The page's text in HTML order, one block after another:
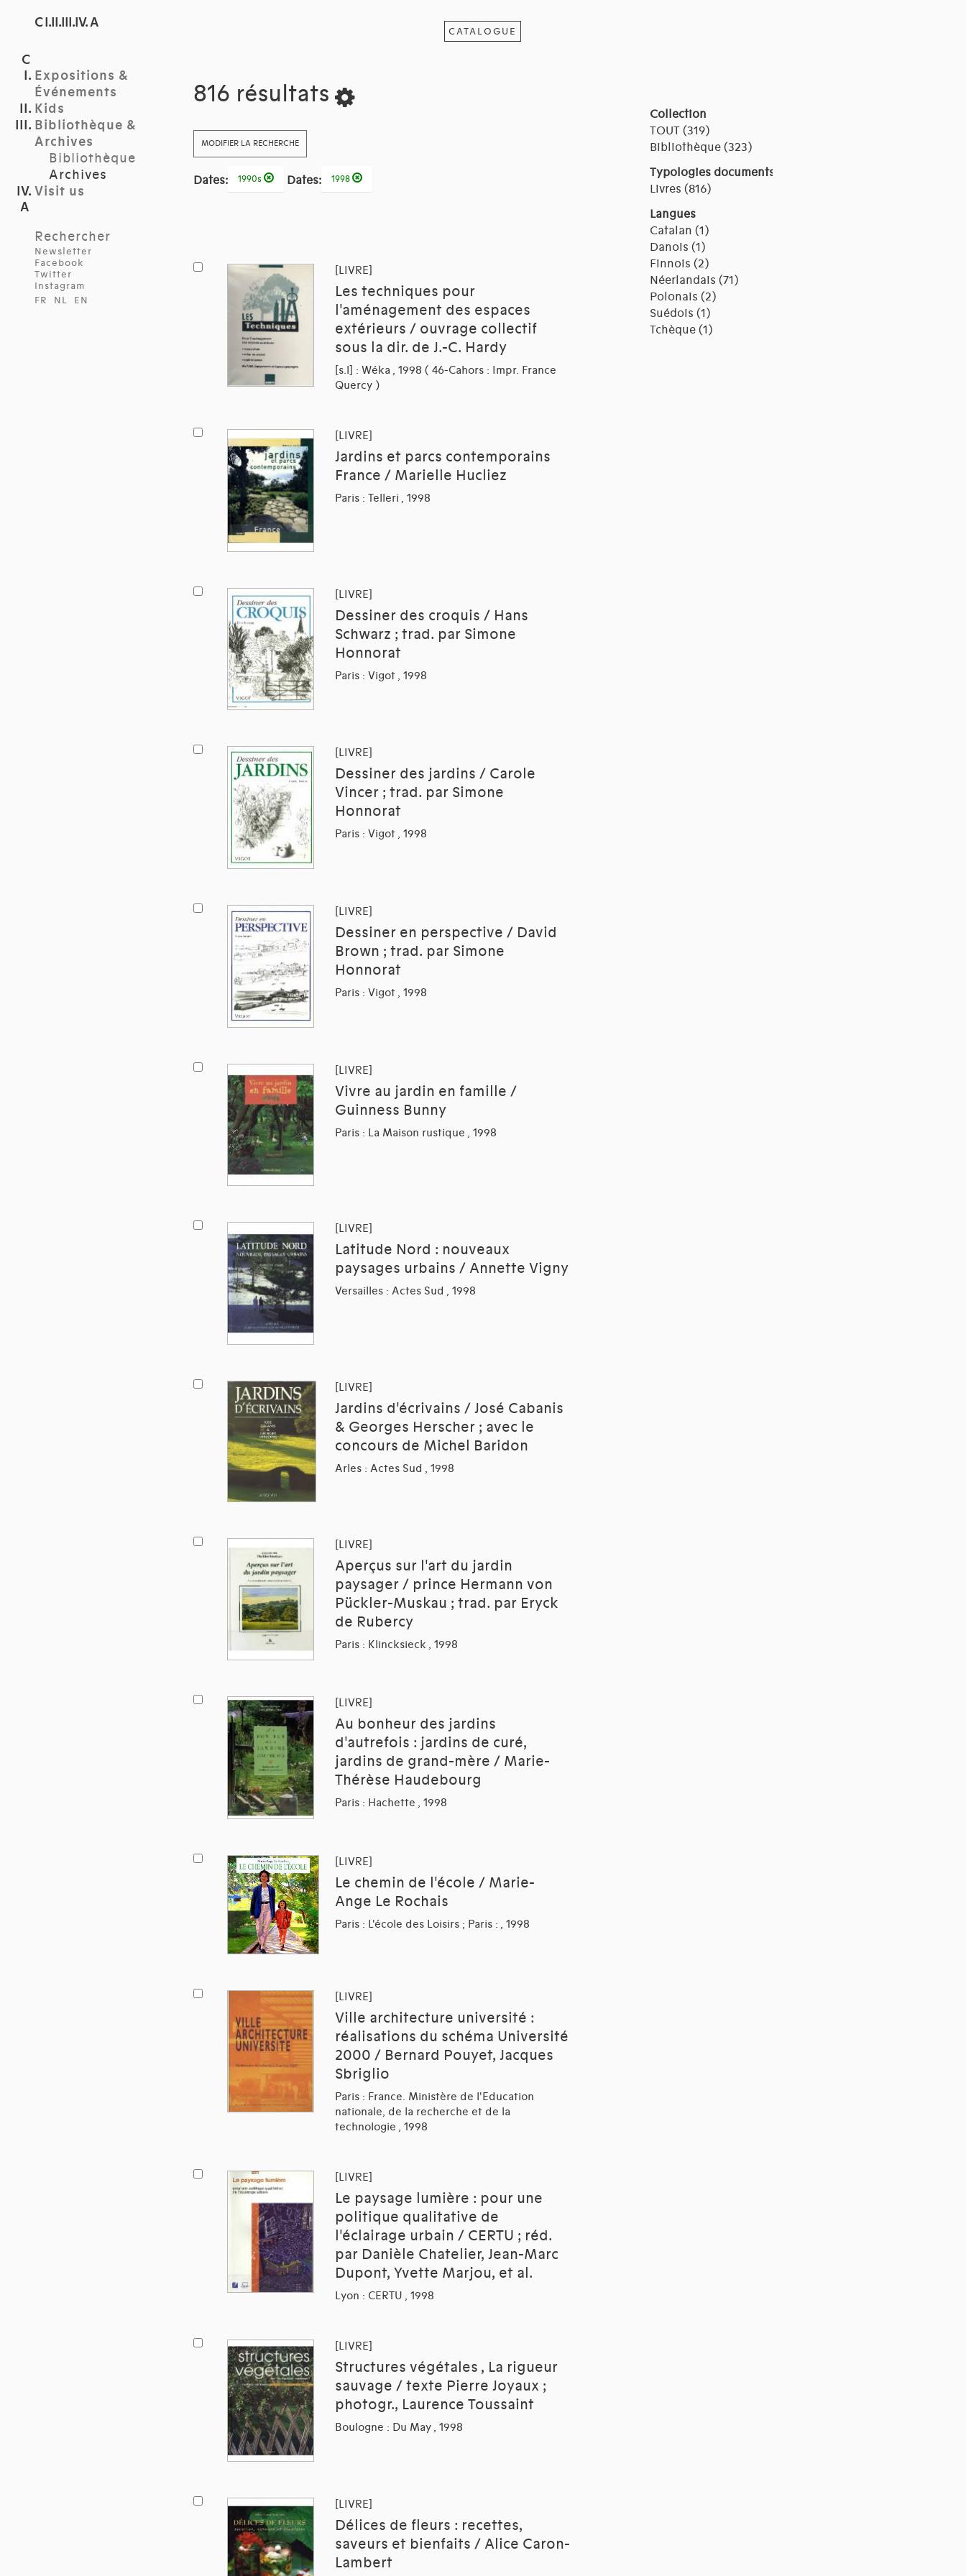
C I.II.III.IV. A
Expositions &
Événements
Kids
Bibliothèque &
Archives
Bibliothèque
Archives
Visit us
Rechercher
Newsletter
Facebook
Twitter
Instagram
FR
NL EN
CATALOGUE
816 résultats
MODIFIER LA RECHERCHE
Dates: 1990s Dates: 1998
[LIVRE]
Les techniques pour
l'aménagement des espaces
extérieurs / ouvrage collectif
sous la dir. de J.-C. Hardy
[s.l] : Wéka , 1998 ( 46-Cahors : Impr. France
Quercy )
[LIVRE]
Jardins et parcs contemporains
France / Marielle Hucliez
Paris : Telleri , 1998
[LIVRE]
Dessiner des croquis / Hans
Schwarz ; trad. par Simone
Honnorat
Paris : Vigot , 1998
[LIVRE]
Dessiner des jardins / Carole
Vincer ; trad. par Simone
Honnorat
Paris : Vigot , 1998
[LIVRE]
Dessiner en perspective / David
Brown ; trad. par Simone
Honnorat
Paris : Vigot , 1998
[LIVRE]
Vivre au jardin en famille /
Guinness Bunny
Paris : La Maison rustique , 1998
[LIVRE]
Latitude Nord : nouveaux
paysages urbains / Annette Vigny
Versailles : Actes Sud , 1998
[LIVRE]
Jardins d'écrivains / José Cabanis
& Georges Herscher ; avec le
concours de Michel Baridon
Arles : Actes Sud , 1998
[LIVRE]
Aperçus sur l'art du jardin
paysager / prince Hermann von
Pückler-Muskau ; trad. par Eryck
de Rubercy
Paris : Klincksieck , 1998
[LIVRE]
Au bonheur des jardins
d'autrefois : jardins de curé,
jardins de grand-mère / Marie-
Thérèse Haudebourg
Paris : Hachette , 1998
[LIVRE]
Le chemin de l'école / Marie-
Ange Le Rochais
Paris : L'école des Loisirs ; Paris : , 1998
[LIVRE]
Ville architecture université :
réalisations du schéma Université
2000 / Bernard Pouyet, Jacques
Sbriglio
Paris : France. Ministère de l'Education
nationale, de la recherche et de la
technologie , 1998
[LIVRE]
Le paysage lumière : pour une
politique qualitative de
l'éclairage urbain / CERTU ; réd.
par Danièle Chatelier, Jean-Marc
Dupont, Yvette Marjou, et al.
Lyon : CERTU , 1998
[LIVRE]
Structures végétales , La rigueur
sauvage / texte Pierre Joyaux ;
photogr., Laurence Toussaint
Boulogne : Du May , 1998
[LIVRE]
Délices de fleurs : recettes,
saveurs et bienfaits / Alice Caron-
Lambert
Collection
TOUT (319)
Bibliothèque (323)
Typologies documents
Livres (816)
Langues
Catalan (1)
Danois (1)
Finnois (2)
Néerlandais (71)
Polonais (2)
Suédois (1)
Tchèque (1)